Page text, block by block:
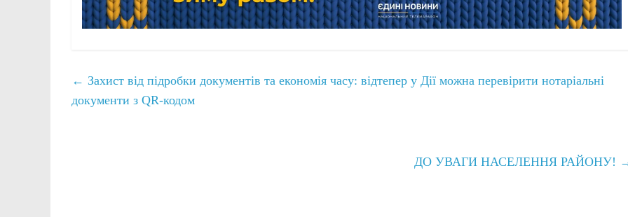
← Захист від підробки документів та економія часу: відтепер у Дії можна перевірити нотаріальні
документи з QR-кодом
ДО УВАГИ НАСЕЛЕННЯ РАЙОНУ!